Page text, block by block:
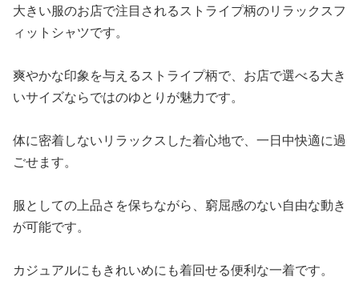
大きい服のお店で注目されるストライプ柄のリラックスフ
ィットシャツです。
爽やかな印象を与えるストライプ柄で、お店で選べる大き
いサイズならではのゆとりが魅力です。
体に密着しないリラックスした着心地で、一日中快適に過
ごせます。
服としての上品さを保ちながら、窮屈感のない自由な動き
が可能です。
カジュアルにもきれいめにも着回せる便利な一着です。